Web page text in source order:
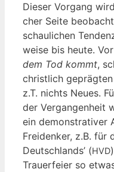
Die­ser Vor­gang
cher Sei­te
schau­li­chen
wei­se bis heu­te.
dem Tod kommt,
christ­lich
z.T. nichts Neu­es.
der Ver­gan­gen­heit
ein demons­tra­ti­ver
Frei­den­ker, z.B. für
Deutsch­lands’ (HVD
Trau­er­fei­er so